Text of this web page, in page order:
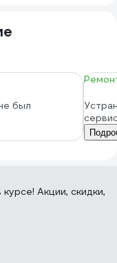
был
Акции, скидки,